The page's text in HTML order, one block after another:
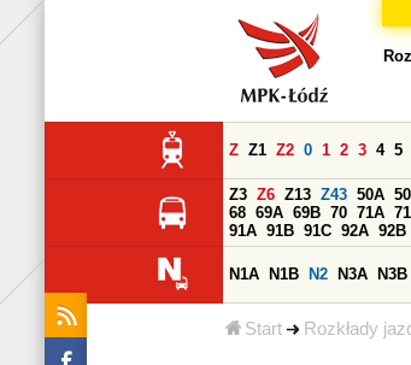
Start Rozkłady
Z Z1 Z2 0 1 2 3 4 5
Z3 Z6 Z13 Z43 50A
68 69A 69B 70 71A
91A 91B 91C 92A 92B
N1A N1B N2 N3A N3B